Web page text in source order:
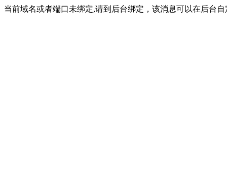
当前域名或者端口未绑定,请到后台绑定，该消息可以在后台自